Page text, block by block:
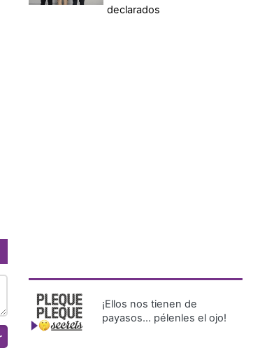
declarados
¡Ellos nos tienen de
payasos… pélenles el ojo!